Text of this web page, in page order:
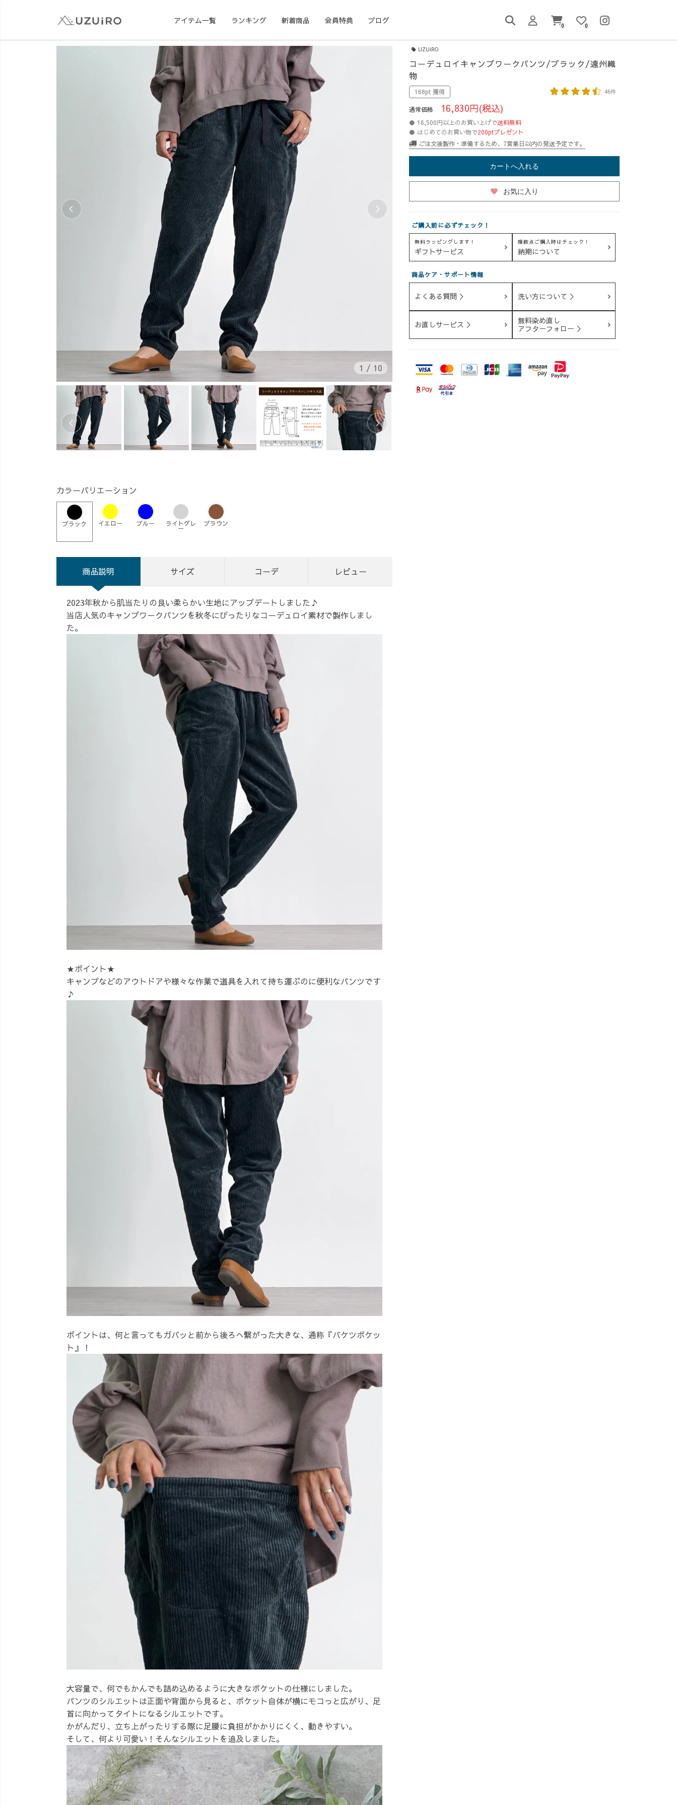
アイテム一覧 ランキング 新着商品 会員特典 ブログ
0 0
1 / 10
カラーバリエーション
ブラック イエロー ブルー ライトグレ
ー
ブラウン
商品説明 サイズ コーデ レビュー
2023年秋から肌当たりの良い柔らかい生地にアップデートしました♪
当店人気のキャンプワークパンツを秋冬にぴったりなコーデュロイ素材で製作しまし
た。
★ポイント★
キャンプなどのアウトドアや様々な作業で道具を入れて持ち運ぶのに便利なパンツです
♪
ポイントは、何と言ってもガバッと前から後ろへ繋がった大きな、通称『バケツポケッ
ト』！
大容量で、何でもかんでも詰め込めるように大きなポケットの仕様にしました。
パンツのシルエットは正面や背面から見ると、ポケット自体が横にモコっと広がり、足
首に向かってタイトになるシルエットです。
かがんだり、立ち上がったりする際に足腰に負担がかかりにくく、動きやすい。
そして、何より可愛い！そんなシルエットを追及しました。
UZUiRO
コーデュロイキャンプワークパンツ/ブラック/遠州織
物
168pt 獲得 46件
通常価格 16,830円(税込)
● 16,500円以上のお買い上げで送料無料
● はじめてのお買い物で200ptプレゼント
ご注文後製作・準備するため、7営業日以内の発送予定です。
カートへ入れる
favorite お気に入り
ご購入前に必ずチェック！
無料ラッピングします！
ギフトサービス
複数点ご購入時はチェック！
納期について
商品ケア・サポート情報
よくある質問 ＞ 洗い方について ＞
お直しサービス ＞
無料染め直し
アフターフォロー ＞